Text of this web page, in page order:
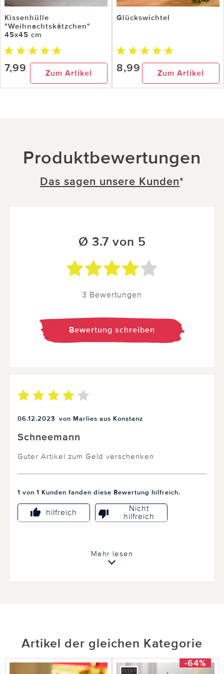
Kissenhülle
"Weihnachtskätzchen"
45x45 cm
7,99 Zum Artikel
Glückswichtel
8,99 Zum Artikel
Produktbewertungen
Das sagen unsere Kunden*
Ø 3.7 von 5
3 Bewertungen
Bewertung schreiben
06.12.2023 von Marlies aus Konstanz
Schneemann
Guter Artikel zum Geld verschenken
1 von 1 Kunden fanden diese Bewertung hilfreich.
hilfreich
Nicht
hilfreich
11 von 12 Kunden fanden diese Bewertung hilfreich.
Mehr lesen
Artikel der gleichen Kategorie
-64%